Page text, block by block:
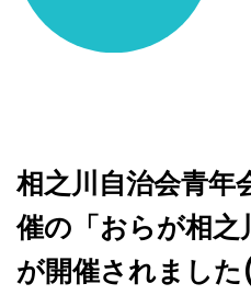
相
祭
り」
が
開
催
さ
れ
相之川自治会青年
催の「おらが相之
が開催されまし